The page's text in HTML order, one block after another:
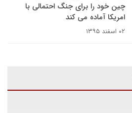
چین خود را برای جنگ احتمالی با
امریکا آماده می کند
۰۲ اسفند ۱۳۹۵